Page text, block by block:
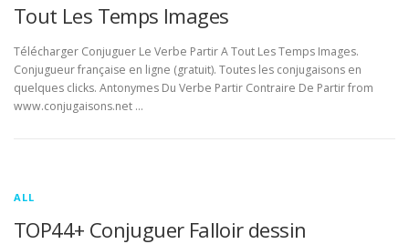
Tout Les Temps Images
Télécharger Conjuguer Le Verbe Partir A Tout Les Temps Images.
Conjugueur française en ligne (gratuit). Toutes les conjugaisons en
quelques clicks. Antonymes Du Verbe Partir Contraire De Partir from
www.conjugaisons.net …
ALL
TOP44+ Conjuguer Falloir dessin